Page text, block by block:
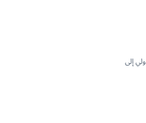
والجوية والأرضية والجمارك
بشكل محايد، ونقلها
إلى